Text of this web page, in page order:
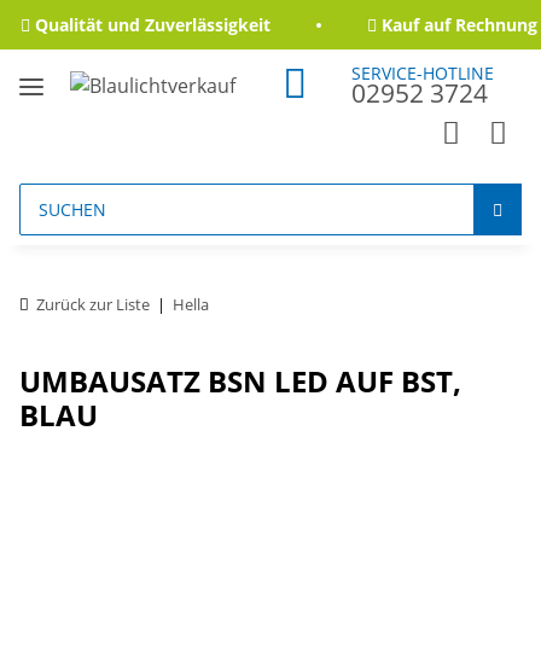
Qualität und Zuverlässigkeit Kauf auf Rechnung
SERVICE-HOTLINE
02952 3724
Zurück zur Liste Hella
UMBAUSATZ BSN LED AUF BST,
BLAU